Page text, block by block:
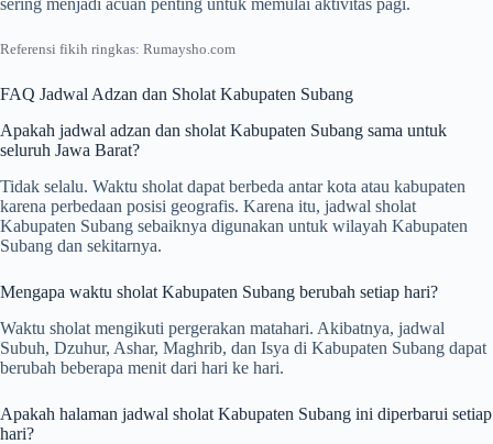
sering menjadi acuan penting untuk memulai aktivitas pagi.
Referensi fikih ringkas: Rumaysho.com
FAQ Jadwal Adzan dan Sholat Kabupaten Subang
Apakah jadwal adzan dan sholat Kabupaten Subang sama untuk
seluruh Jawa Barat?
Tidak selalu. Waktu sholat dapat berbeda antar kota atau kabupaten
karena perbedaan posisi geografis. Karena itu, jadwal sholat
Kabupaten Subang sebaiknya digunakan untuk wilayah Kabupaten
Subang dan sekitarnya.
Mengapa waktu sholat Kabupaten Subang berubah setiap hari?
Waktu sholat mengikuti pergerakan matahari. Akibatnya, jadwal
Subuh, Dzuhur, Ashar, Maghrib, dan Isya di Kabupaten Subang dapat
berubah beberapa menit dari hari ke hari.
Apakah halaman jadwal sholat Kabupaten Subang ini diperbarui setiap
hari?